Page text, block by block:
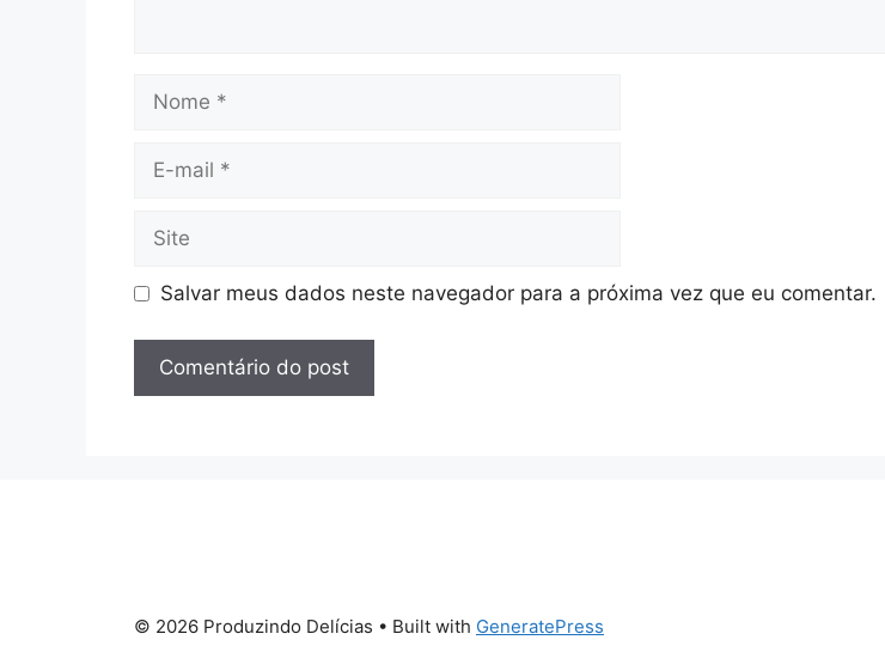
Nome
Site
Salvar meus dados neste navegador para a próxima vez que eu comentar.
© 2026 Produzindo Delícias • Built with GeneratePress